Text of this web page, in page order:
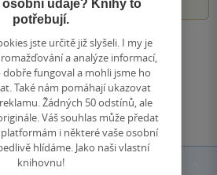
všechna hodnocení
Přidat hodnocení
osobní údaje? Knihy to
potřebují.
jste určitě již slyšeli. I my je
a analýze informací,
dobře fungoval a mohli jsme ho
Také nám pomáhají ukazovat
Žádných 50 odstínů, ale
Váš souhlas může předat
i některé vaše osobní
hlídáme. Jako naši vlastní
knihovnu!